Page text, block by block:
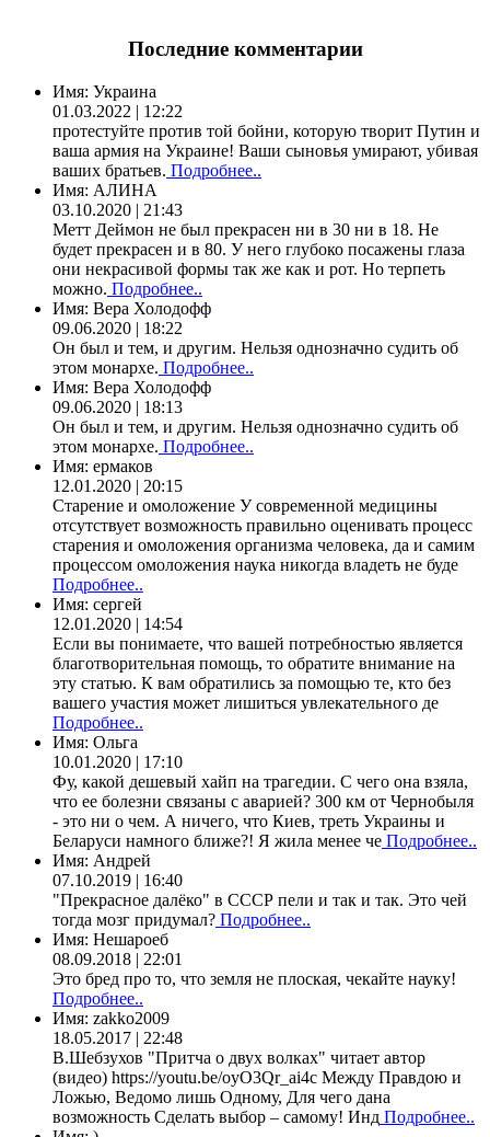
Последние комментарии
Имя: Украина
01.03.2022 | 12:22
протестуйте против той бойни, которую творит Путин и
ваша армия на Украине! Ваши сыновья умирают, убивая
ваших братьев. Подробнее..
Имя: АЛИНА
03.10.2020 | 21:43
Метт Деймон не был прекрасен ни в 30 ни в 18. Не
будет прекрасен и в 80. У него глубоко посажены глаза
они некрасивой формы так же как и рот. Но терпеть
можно. Подробнее..
Имя: Вера Холодофф
09.06.2020 | 18:22
Он был и тем, и другим. Нельзя однозначно судить об
этом монархе. Подробнее..
Имя: Вера Холодофф
09.06.2020 | 18:13
Он был и тем, и другим. Нельзя однозначно судить об
этом монархе. Подробнее..
Имя: ермаков
12.01.2020 | 20:15
Старение и омоложение У современной медицины
отсутствует возможность правильно оценивать процесс
старения и омоложения организма человека, да и самим
процессом омоложения наука никогда владеть не буде
Подробнее..
Имя: сергей
12.01.2020 | 14:54
Если вы понимаете, что вашей потребностью является
благотворительная помощь, то обратите внимание на
эту статью. К вам обратились за помощью те, кто без
вашего участия может лишиться увлекательного де
Подробнее..
Имя: Ольга
10.01.2020 | 17:10
Фу, какой дешевый хайп на трагедии. С чего она взяла,
что ее болезни связаны с аварией? 300 км от Чернобыля
- это ни о чем. А ничего, что Киев, треть Украины и
Беларуси намного ближе?! Я жила менее че Подробнее..
Имя: Андрей
07.10.2019 | 16:40
"Прекрасное далёко" в СССР пели и так и так. Это чей
тогда мозг придумал? Подробнее..
Имя: Нешароеб
08.09.2018 | 22:01
Это бред про то, что земля не плоская, чекайте науку!
Подробнее..
Имя: zakko2009
18.05.2017 | 22:48
В.Шебзухов "Притча о двух волках" читает автор
(видео) https://youtu.be/oyO3Qr_ai4c Между Правдою и
Ложью, Ведомо лишь Одному, Для чего дана
возможность Сделать выбор – самому! Инд Подробнее..